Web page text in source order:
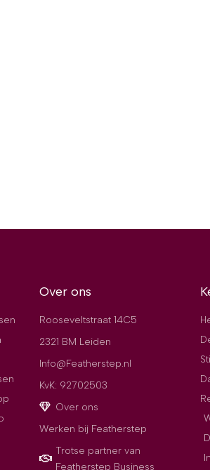
Over ons
Rooseveltstraat 14C5
2321 BM Leiden
Info@Featherstep.nl
KvK: 92702503
Over ons
Werken bij Featherstep
Trotse partner van
Featherstep Business